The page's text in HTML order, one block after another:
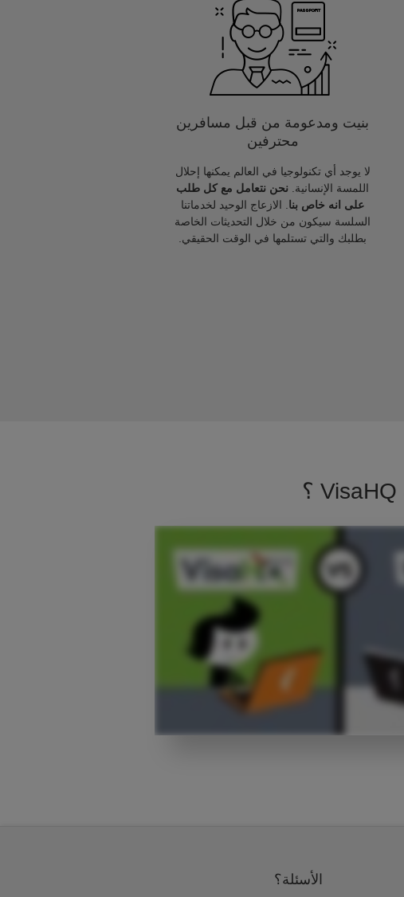
بنيت ومدعومة من قبل مسافرين
محترفين
لا يوجد أي تكنولوجيا في العالم يمكنها إحلال
اللمسة الإنسانية. نحن نتعامل مع كل طلب
على انه خاص بنا . الازعاج الوحيد لخدماتنا
السلسة سيكون من خلال التحديثات الخاصة
بطلبك والتي تستلمها في الوقت الحقيقي.
الأسئلة؟